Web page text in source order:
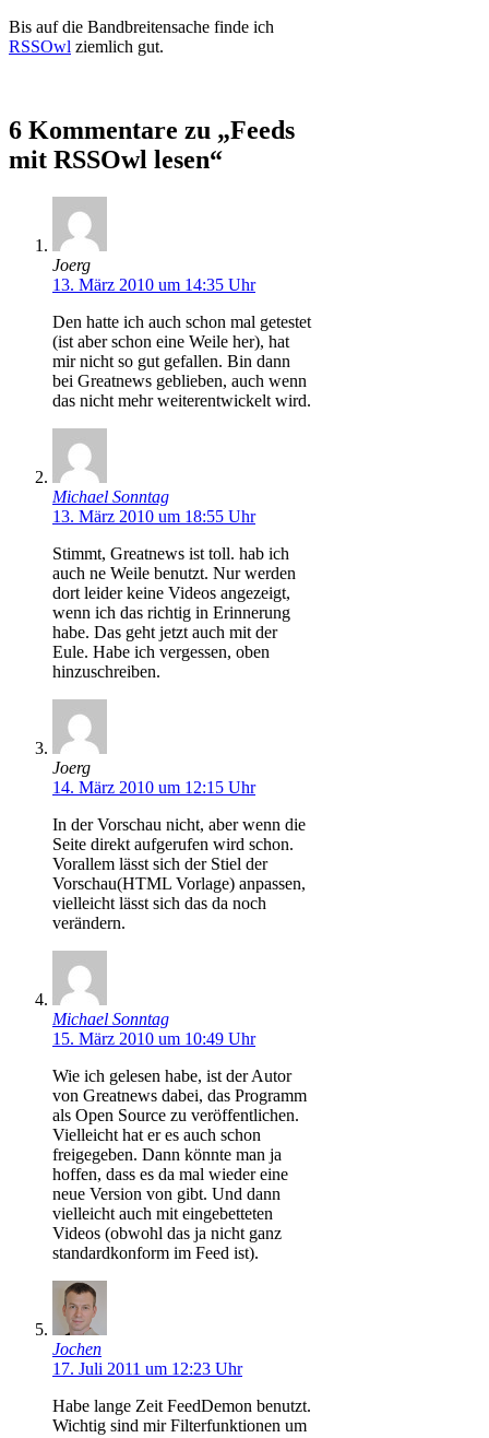
Bis auf die Bandbreitensache finde ich
RSSOwl ziemlich gut.
6 Kommentare zu „Feeds
mit RSSOwl lesen“
Joerg
13. März 2010 um 14:35 Uhr
Den hatte ich auch schon mal getestet
(ist aber schon eine Weile her), hat
mir nicht so gut gefallen. Bin dann
bei Greatnews geblieben, auch wenn
das nicht mehr weiterentwickelt wird.
Michael Sonntag
13. März 2010 um 18:55 Uhr
Stimmt, Greatnews ist toll. hab ich
auch ne Weile benutzt. Nur werden
dort leider keine Videos angezeigt,
wenn ich das richtig in Erinnerung
habe. Das geht jetzt auch mit der
Eule. Habe ich vergessen, oben
hinzuschreiben.
Joerg
14. März 2010 um 12:15 Uhr
In der Vorschau nicht, aber wenn die
Seite direkt aufgerufen wird schon.
Vorallem lässt sich der Stiel der
Vorschau(HTML Vorlage) anpassen,
vielleicht lässt sich das da noch
verändern.
Michael Sonntag
15. März 2010 um 10:49 Uhr
Wie ich gelesen habe, ist der Autor
von Greatnews dabei, das Programm
als Open Source zu veröffentlichen.
Vielleicht hat er es auch schon
freigegeben. Dann könnte man ja
hoffen, dass es da mal wieder eine
neue Version von gibt. Und dann
vielleicht auch mit eingebetteten
Videos (obwohl das ja nicht ganz
standardkonform im Feed ist).
Jochen
17. Juli 2011 um 12:23 Uhr
Habe lange Zeit FeedDemon benutzt.
Wichtig sind mir Filterfunktionen um